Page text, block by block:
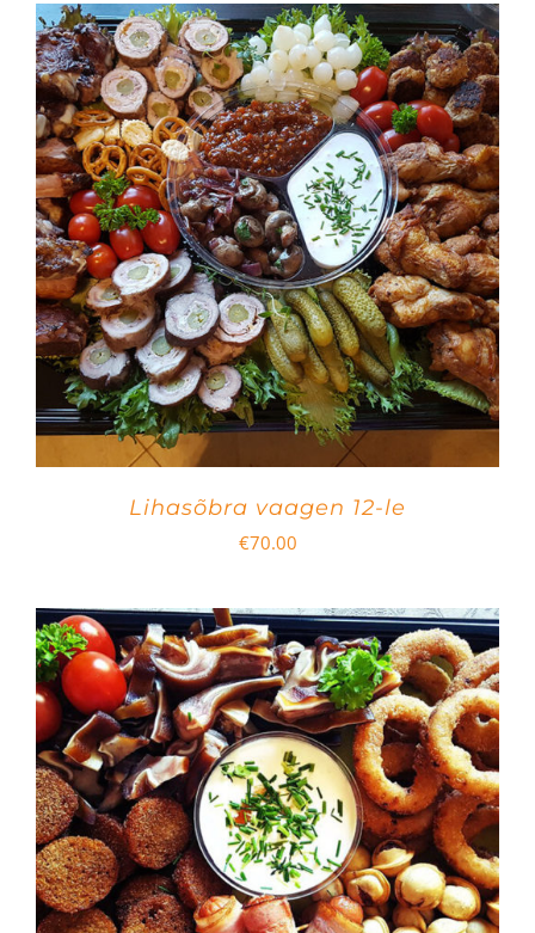
Lihasõbra vaagen 12-le
€70.00